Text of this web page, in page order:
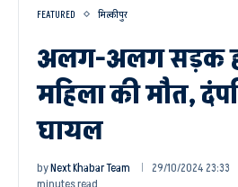
FEATURED मिल्कीपुर
अलग-अलग सड़क
महिला की मौत,
घायल
byNext Khabar Team 29/10/2024 23:33